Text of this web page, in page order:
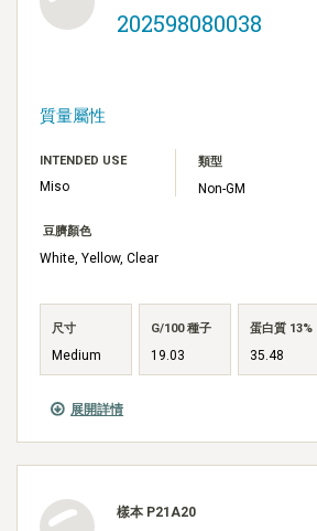
展開詳情
202598080038
質量屬性
INTENDED USE
Miso
類型
Non-GM
豆臍顏色
White, Yellow, Clear
尺寸
Medium
G/100 種子
19.03
蛋白質 13%
35.48
樣本 P21A20